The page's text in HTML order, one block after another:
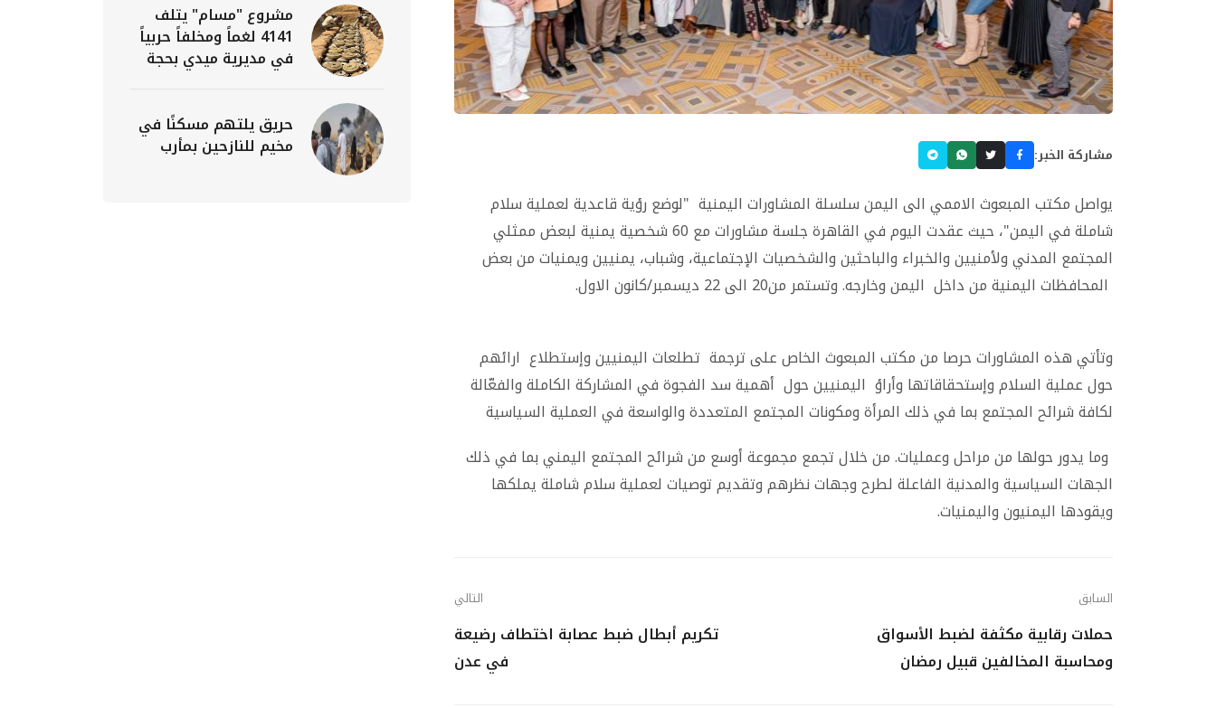
مشاركة الخبر:
يواصل مكتب المبعوث الاممي الى اليمن سلسلة المشاورات اليمنية "لوضع رؤية قاعدية لعملية سلام
شاملة في اليمن"، حيث عقدت اليوم في القاهرة جلسة مشاورات مع 60 شخصية يمنية لبعض ممثلي
المجتمع المدني ولأمنيين والخبراء والباحثين والشخصيات الإجتماعية، وشباب، يمنيين ويمنيات من بعض
المحافظات اليمنية من داخل اليمن وخارجه. وتستمر من20 الى 22 ديسمبر/كانون الاول.
وتأتي هذه المشاورات حرصا من مكتب المبعوث الخاص على ترجمة تطلعات اليمنيين وإستطلاع ارائهم
حول عملية السلام وإستحقاقاتها وأراؤ اليمنيين حول أهمية سد الفجوة في المشاركة الكاملة والفعّالة
لكافة شرائح المجتمع بما في ذلك المرأة ومكونات المجتمع المتعددة والواسعة في العملية السياسية
وما يدور حولها من مراحل وعمليات. من خلال تجمع مجموعة أوسع من شرائح المجتمع اليمني بما في ذلك
الجهات السياسية والمدنية الفاعلة لطرح وجهات نظرهم وتقديم توصيات لعملية سلام شاملة يملكها
ويقودها اليمنيون واليمنيات.
السابق
حملات رقابية مكثفة لضبط الأسواق
ومحاسبة المخالفين قبيل رمضان
التالي
تكريم أبطال ضبط عصابة اختطاف رضيعة
في عدن
مشروع "مسام" يتلف
4141 لغماً ومخلفاً حربياً
في مديرية ميدي بحجة
حريق يلتهم مسكنًا في
مخيم للنازحين بمأرب